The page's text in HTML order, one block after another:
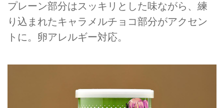
プレーン部分はスッキリとした味ながら、練
り込まれたキャラメルチョコ部分がアクセン
トに。卵アレルギー対応。